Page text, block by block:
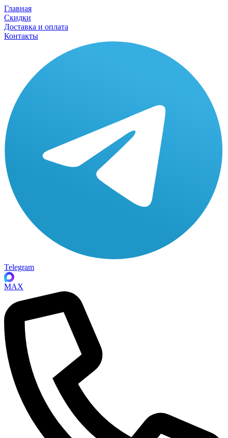
Главная
Скидки
Доставка и оплата
Контакты
Telegram
MAX